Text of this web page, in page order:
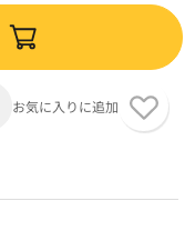
お気に入りに追加